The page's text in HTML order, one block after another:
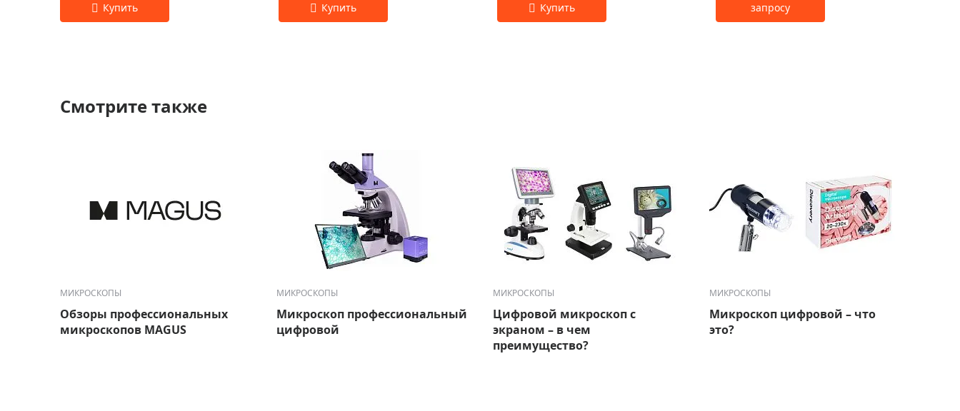
запросу
Смотрите также
МИКРОСКОПЫ
Обзоры профессиональных
микроскопов MAGUS
МИКРОСКОПЫ
Микроскоп профессиональный
цифровой
МИКРОСКОПЫ
Цифровой микроскоп с
экраном – в чем
преимущество?
МИКРОСКОПЫ
Микроскоп цифровой – что
это?